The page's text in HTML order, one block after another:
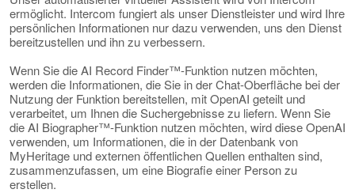
ermöglicht. Intercom fungiert als unser Dienstleister und wird Ihre
persönlichen Informationen nur dazu verwenden, uns den Dienst
bereitzustellen und ihn zu verbessern.
Wenn Sie die AI Record Finder™-Funktion nutzen möchten,
werden die Informationen, die Sie in der Chat-Oberfläche bei der
Nutzung der Funktion bereitstellen, mit OpenAI geteilt und
verarbeitet, um Ihnen die Suchergebnisse zu liefern. Wenn Sie
die AI Biographer™-Funktion nutzen möchten, wird diese OpenAI
verwenden, um Informationen, die in der Datenbank von
MyHeritage und externen öffentlichen Quellen enthalten sind,
zusammenzufassen, um eine Biografie einer Person zu
erstellen.